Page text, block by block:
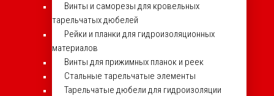
Винты и саморезы для кровельных
тарельчатых дюбелей
Рейки и планки для гидроизоляционных
материалов
Винты для прижимных планок и реек
Стальные тарельчатые элементы
Тарельчатые дюбели для гидроизоляции